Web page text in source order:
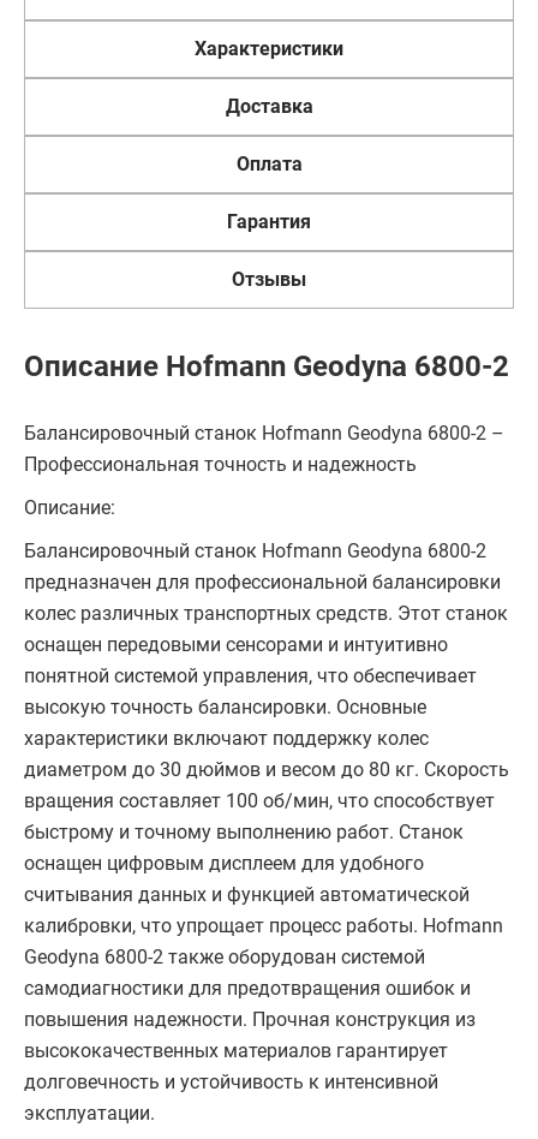
Характеристики
Доставка
Оплата
Гарантия
Отзывы
Описание Hofmann Geodyna 6800-2
Балансировочный станок Hofmann Geodyna 6800-2 –
Профессиональная точность и надежность
Описание:
Балансировочный станок Hofmann Geodyna 6800-2
предназначен для профессиональной балансировки
колес различных транспортных средств. Этот станок
оснащен передовыми сенсорами и интуитивно
понятной системой управления, что обеспечивает
высокую точность балансировки. Основные
характеристики включают поддержку колес
диаметром до 30 дюймов и весом до 80 кг. Скорость
вращения составляет 100 об/мин, что способствует
быстрому и точному выполнению работ. Станок
оснащен цифровым дисплеем для удобного
считывания данных и функцией автоматической
калибровки, что упрощает процесс работы. Hofmann
Geodyna 6800-2 также оборудован системой
самодиагностики для предотвращения ошибок и
повышения надежности. Прочная конструкция из
высококачественных материалов гарантирует
долговечность и устойчивость к интенсивной
эксплуатации.